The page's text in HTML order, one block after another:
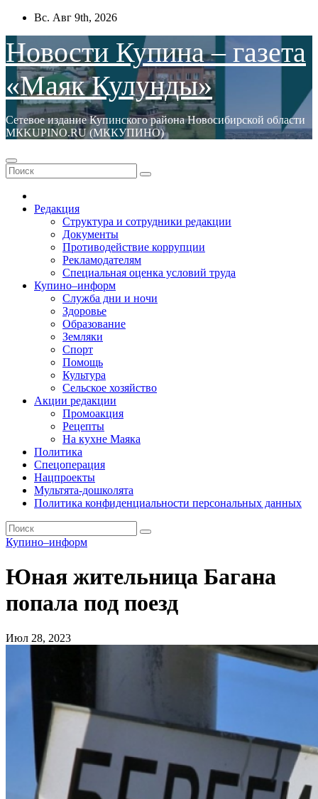
Перейти
содержимому
Вс. Авг 9th, 2026
Новости Купина – газета
«Маяк Кулунды»
Сетевое издание Купинского района Новосибирской области
МКKUPINO.RU (МККУПИНО)
Редакция
Структура и сотрудники редакции
Документы
Противодействие коррупции
Рекламодателям
Специальная оценка условий труда
Купино–информ
Служба дни и ночи
Здоровье
Образование
Земляки
Спорт
Помощь
Культура
Сельское хозяйство
Акции редакции
Промоакция
Рецепты
На кухне Маяка
Политика
Спецоперация
Нацпроекты
Мультята-дошколята
Политика конфиденциальности персональных данных
Купино–информ
Юная жительница Багана
попала под поезд
Июл 28, 2023